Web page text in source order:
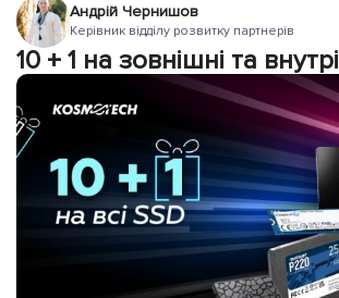
Андрій Чернишов
Керівник відділу розвитку партнерів
10 + 1 на зовнішні та